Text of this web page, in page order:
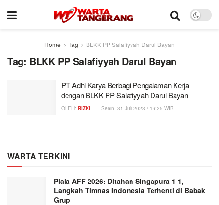
Home Tag BLKK PP Salafiyyah Darul Bayan
Tag: BLKK PP Salafiyyah Darul Bayan
PT Adhi Karya Berbagi Pengalaman Kerja
dengan BLKK PP Salafiyyah Darul Bayan
OLEH: RIZKI Senin, 31 Juli 2023 / 16:25 WIB
WARTA TERKINI
Piala AFF 2026: Ditahan Singapura 1-1,
Langkah Timnas Indonesia Terhenti di Babak
Grup